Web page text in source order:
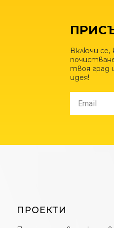
Включи се,
твоя град
идея!
ПРОЕКТИ